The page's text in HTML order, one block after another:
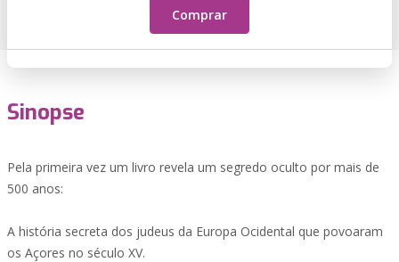
Comprar
Sinopse
Pela primeira vez um livro revela um segredo oculto por mais de
500 anos:
A história secreta dos judeus da Europa Ocidental que povoaram
os Açores no século XV.